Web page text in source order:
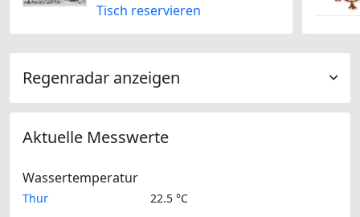
Tisch reservieren
Regenradar anzeigen
Aktuelle Messwerte
Wassertemperatur
Thur 22.5 °C